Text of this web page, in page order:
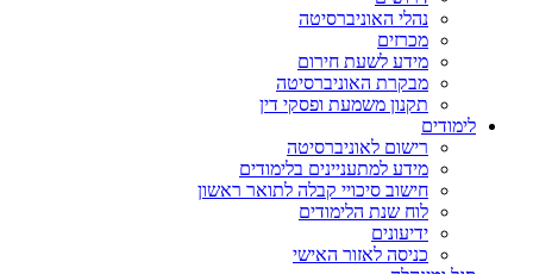
נהלי האוניברסיטה
מכרזים
מידע לשעת חירום
מבקרת האוניברסיטה
תקנון משמעת ופסקי דין
לימודים
רישום לאוניברסיטה
מידע למתעניינים בלימודים
חישוב סיכויי קבלה לתואר ראשון
לוח שנת הלימודים
ידיעונים
כניסה לאזור האישי